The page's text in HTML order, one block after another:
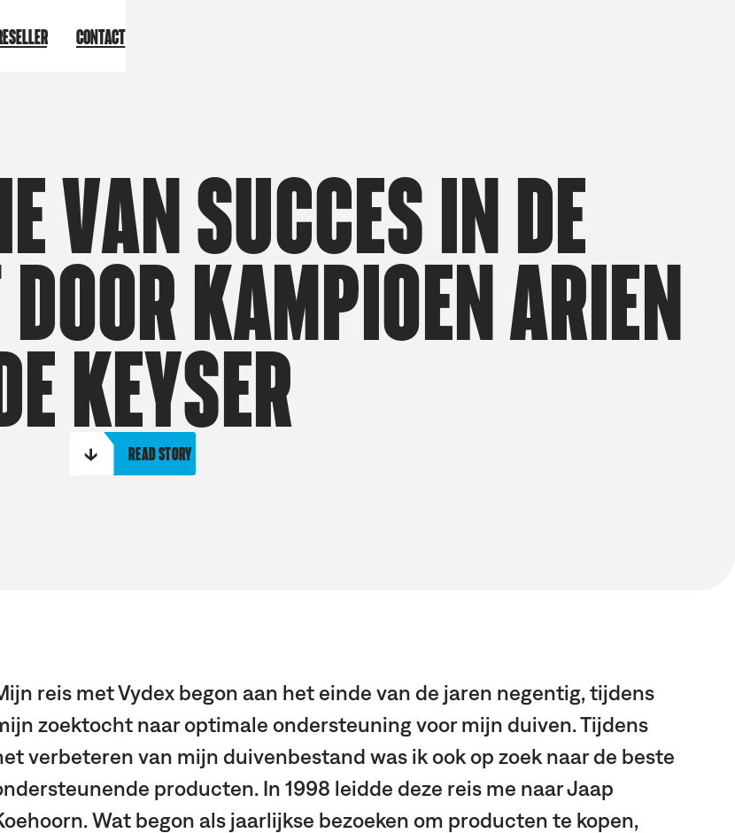
Contact
evansuccesinde
doorkampioenArien
eKeyser
Read story
reis met Vydex begon aan het einde van de jaren negentig, tijdens
zoektocht naar optimale ondersteuning voor mijn duiven. Tijdens
verbeteren van mijn duivenbestand was ik ook op zoek naar de beste
producten. In 1998 leidde deze reis me naar Jaap
Wat begon als jaarlijkse bezoeken om producten te kopen,